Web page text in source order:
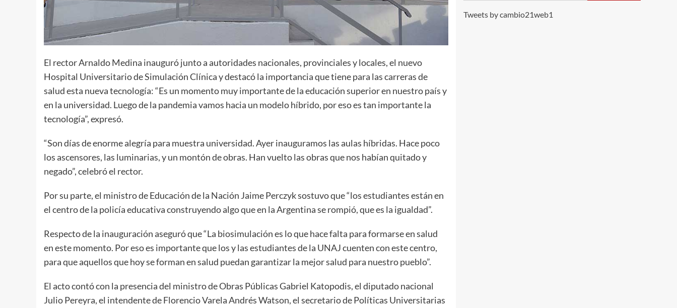
El rector Arnaldo Medina inauguró junto a autoridades nacionales, provinciales y locales, el nuevo
Hospital Universitario de Simulación Clínica y destacó la importancia que tiene para las carreras de
salud esta nueva tecnología: “Es un momento muy importante de la educación superior en nuestro país y
en la universidad. Luego de la pandemia vamos hacia un modelo híbrido, por eso es tan importante la
tecnología”, expresó.
“Son días de enorme alegría para muestra universidad. Ayer inauguramos las aulas híbridas. Hace poco
los ascensores, las luminarias, y un montón de obras. Han vuelto las obras que nos habían quitado y
negado”, celebró el rector.
Por su parte, el ministro de Educación de la Nación Jaime Perczyk sostuvo que “los estudiantes están en
el centro de la policía educativa construyendo algo que en la Argentina se rompió, que es la igualdad”.
Respecto de la inauguración aseguró que “La biosimulación es lo que hace falta para formarse en salud
en este momento. Por eso es importante que los y las estudiantes de la UNAJ cuenten con este centro,
para que aquellos que hoy se forman en salud puedan garantizar la mejor salud para nuestro pueblo”.
El acto contó con la presencia del ministro de Obras Públicas Gabriel Katopodis, el diputado nacional
Julio Pereyra, el intendente de Florencio Varela Andrés Watson, el secretario de Políticas Universitarias
Tweets by cambio21web1